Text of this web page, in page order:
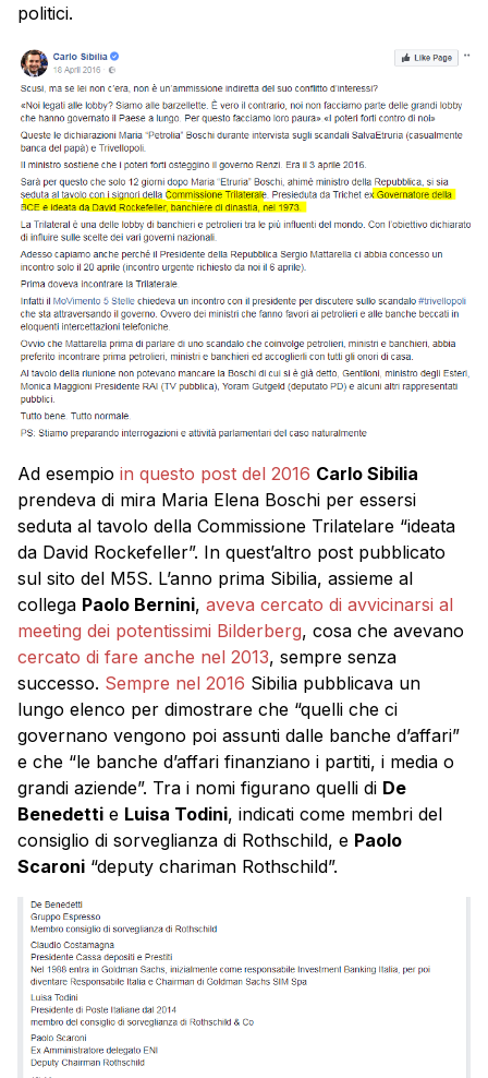
politici.
Ad esempio in questo post del 2016 Carlo Sibilia
prendeva di mira Maria Elena Boschi per essersi
seduta al tavolo della Commissione Trilatelare “ideata
da David Rockefeller”. In quest’altro post pubblicato
sul sito del M5S. L’anno prima Sibilia, assieme al
collega Paolo Bernini, aveva cercato di avvicinarsi al
meeting dei potentissimi Bilderberg, cosa che avevano
cercato di fare anche nel 2013, sempre senza
successo. Sempre nel 2016 Sibilia pubblicava un
lungo elenco per dimostrare che “quelli che ci
governano vengono poi assunti dalle banche d’affari”
e che “le banche d’affari finanziano i partiti, i media o
grandi aziende”. Tra i nomi figurano quelli di De
Benedetti e Luisa Todini, indicati come membri del
consiglio di sorveglianza di Rothschild, e Paolo
Scaroni “deputy chariman Rothschild”.